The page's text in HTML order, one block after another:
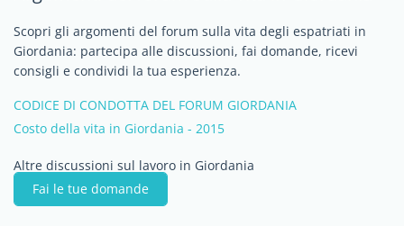
Scopri gli argomenti del forum sulla vita degli espatriati in
Giordania: partecipa alle discussioni, fai domande, ricevi
consigli e condividi la tua esperienza.
CODICE DI CONDOTTA DEL FORUM GIORDANIA
Costo della vita in Giordania - 2015
Altre discussioni sul lavoro in Giordania
Fai le tue domande